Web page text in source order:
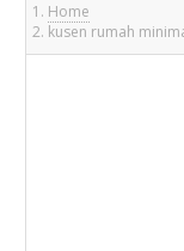
Home
kusen rumah